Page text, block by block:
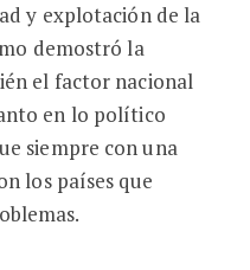
y explotación de la
demostró la
el factor nacional
en lo político
siempre con una
los países que